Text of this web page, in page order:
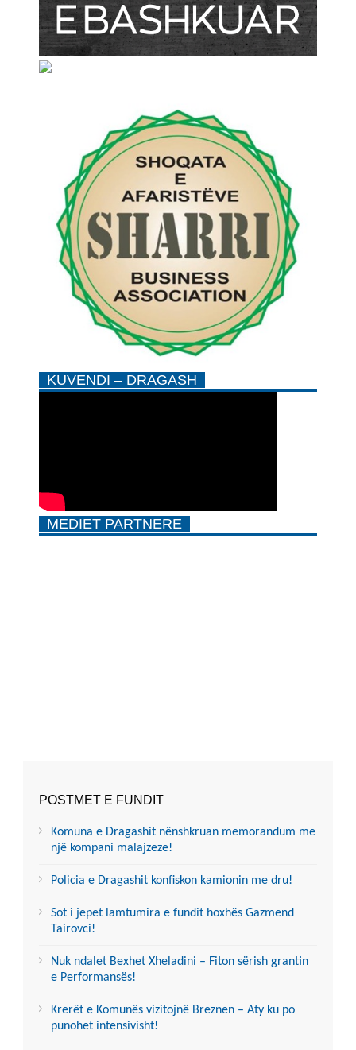
KUVENDI – DRAGASH
MEDIET PARTNERE
POSTMET E FUNDIT
Komuna e Dragashit nënshkruan memorandum me
një kompani malajzeze!
Policia e Dragashit konfiskon kamionin me dru!
Sot i jepet lamtumira e fundit hoxhës Gazmend
Tairovci!
Nuk ndalet Bexhet Xheladini – Fiton sërish grantin
e Performansës!
Krerët e Komunës vizitojnë Breznen – Aty ku po
punohet intensivisht!